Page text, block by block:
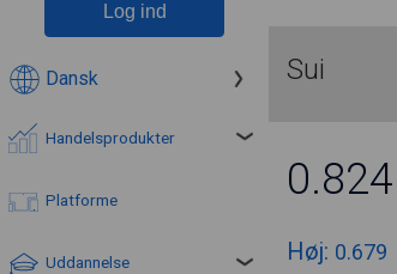
Log ind
Dansk
Handelsprodukter
Platforme
Uddannelse
Sui
0.824
Høj: 0.679